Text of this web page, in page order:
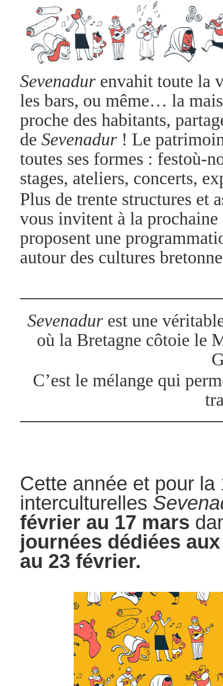
Sevenadur envahit toute la
les bars, ou même… la
proche des habitants,
de Sevenadur ! Le
toutes ses formes : festoù-
stages, ateliers, concerts,
Plus de trente structures et
vous invitent à la
proposent une
autour des cultures
Sevenadurest une
où la Bretagne côtoie le
C’est le mélange qui
Cette année et pour
interculturelles
février au 17 mars
journées dédiées
au 23 février.